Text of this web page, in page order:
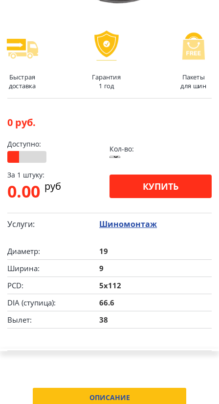
Быстрая
доставка
Гарантия
1 год
Пакеты
для шин
0 руб.
Доступно:
Кол-во:
За 1 штуку:
0.00 pуб КУПИТЬ
Услуги: Шиномонтаж
Диаметр:
19
Ширина:
9
PCD:
5x112
DIA (ступица):
66.6
Вылет:
38
ОПИСАНИЕ